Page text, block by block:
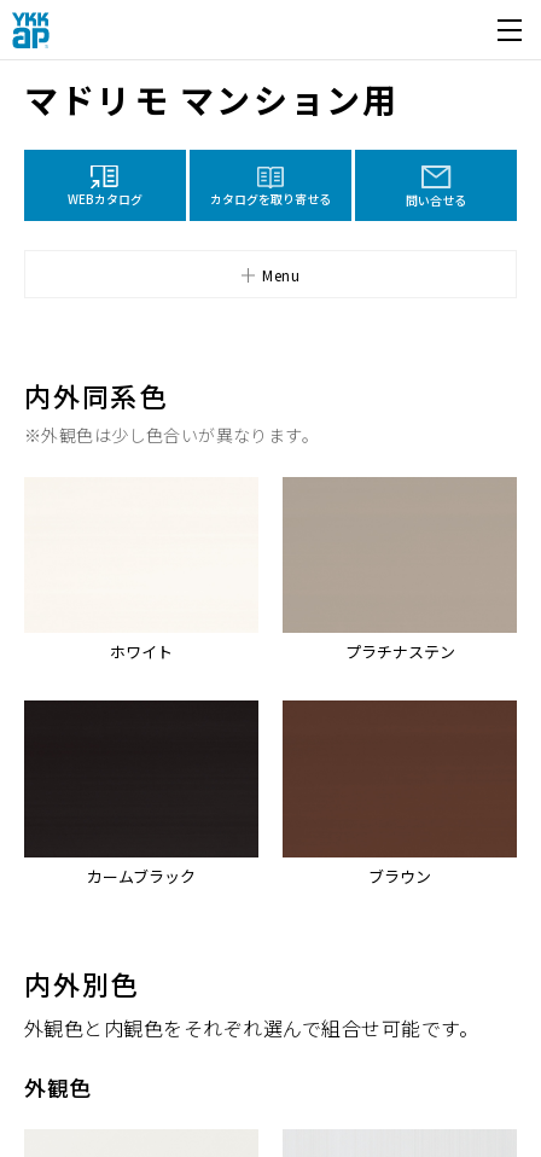
開く
マドリモ マンション用
WEBカタログ カタログを取り寄せる 問い合せる
Menu
内外同系色
※外観色は少し色合いが異なります。
ホワイト プラチナステン
カームブラック ブラウン
内外別色
外観色と内観色をそれぞれ選んで組合せ可能です。
外観色